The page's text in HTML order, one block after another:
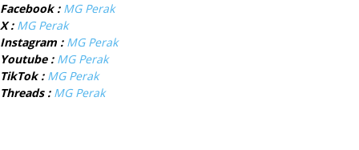
Facebook : MG Perak
X : MG Perak
Instagram : MG Perak
Youtube : MG Perak
TikTok : MG Perak
Threads : MG Perak